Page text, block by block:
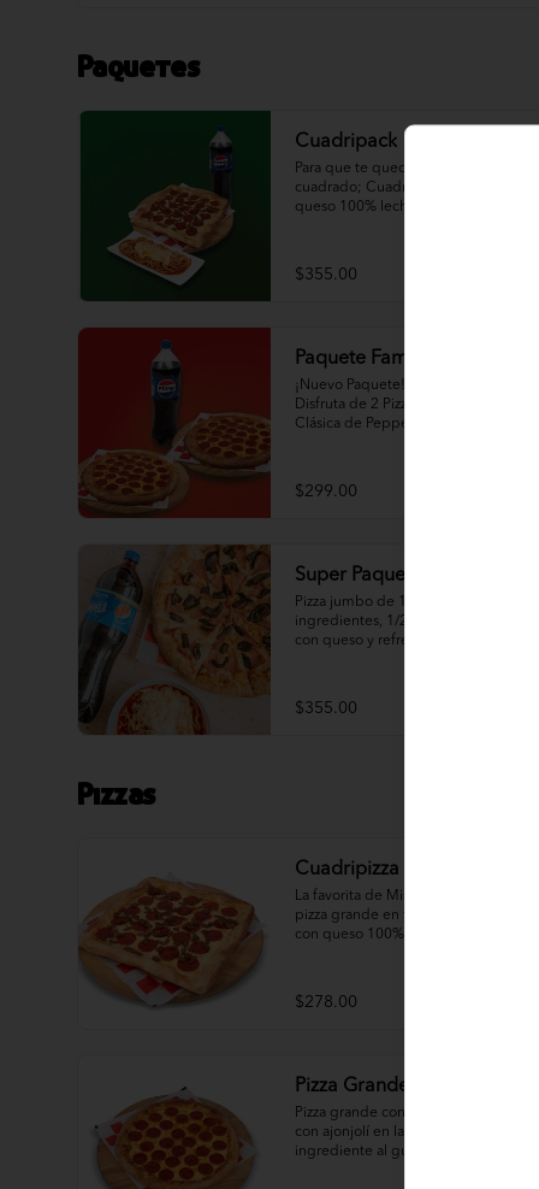
Paquetes
Cuadripack
Para que te quedes con el ojo
cuadrado; Cuadripizza grande con
queso 100% leche y ajonjolí en las
refresco de la familia Pepsi de 1.5 L.
$355.00
Paquete Familiar
¡Nuevo Paquete!
Disfruta de 2 Pizzas Grande de 14"
Clásica de Pepperoni y un
$299.00
Super Paquete Pepsi 16"
Pizza jumbo de 16" pulgadas de 2
ingredientes, 1/2 litro de espagueti
con queso y refresco de cola Pepsi
$355.00
Pizzas
La favorita de Mister Pizza, deliciosa
pizza grande en forma cuadrada
con queso 100% leche, ajonjolí en
$278.00
Pizza Grande 1 Ing
Pizza grande con queso 100% leche
con ajonjolí en las orillas y 1
ingrediente al gusto.